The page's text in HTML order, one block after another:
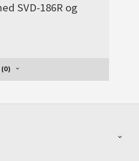
SVD-186R og
(0)